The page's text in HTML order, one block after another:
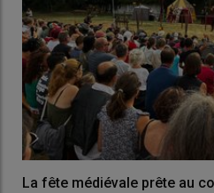
La fête médiévale prête au